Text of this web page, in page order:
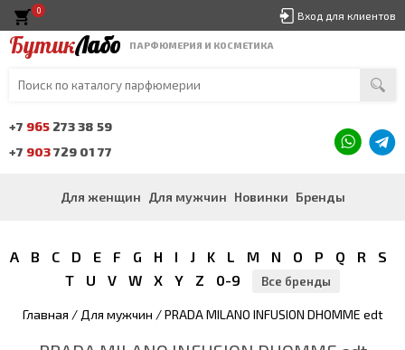
Вход для клиентов
БутикЛабо ПАРФЮМЕРИЯ И КОСМЕТИКА
+7 965 273 38 59
+7 903729 01 77
Для женщин Для мужчин Новинки Бренды
0
A B C D E F G H I J K L M N O P Q R
S
T
U V W X Y Z 0-9 Все бренды
Главная / Для мужчин / PRADA MILANO INFUSION DHOMME edt